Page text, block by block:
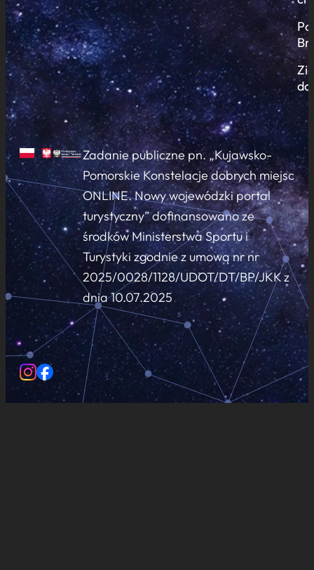
Zadanie publiczne pn. „Kujawsko-
Pomorskie Konstelacje dobrych miejsc
ONLINE. Nowy wojewódzki portal
turystyczny” dofinansowano ze
środków Ministerstwa Sportu i
Turystyki zgodnie z umową nr nr
2025/0028/1128/UDOT/DT/BP/JKK z
dnia 10.07.2025